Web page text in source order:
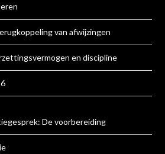
van afwijzingen
en discipline
De voorbereiding